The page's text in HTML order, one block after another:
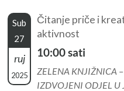
Sub
27
ruj
2025
Čitanje priče i
aktivnost
10:00 sati
ZELENA KNJIŽNICA –
IZDVOJENI ODJEL U